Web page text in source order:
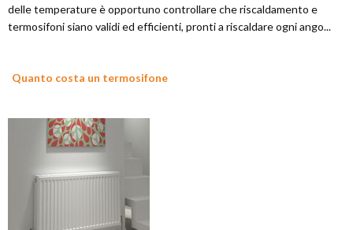
delle temperature è opportuno controllare che riscaldamento e
termosifoni siano validi ed efficienti, pronti a riscaldare ogni ango...
Quanto costa un termosifone